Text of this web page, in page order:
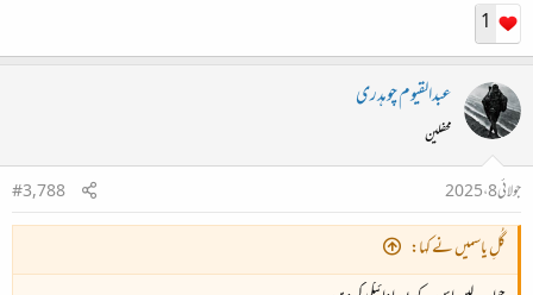
1
عبدالقیوم چوہدری
محفلین
جولائی 8، 2025
#3,788
گُلِ یاسمیں نے کہا: